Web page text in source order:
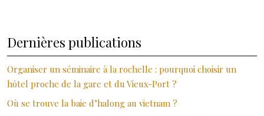
Dernières publications
Organiser un séminaire à la rochelle : pourquoi choisir un
hôtel proche de la gare et du Vieux-Port ?
Où se trouve la baie d’halong au vietnam ?